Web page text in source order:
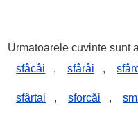
Urmatoarele cuvinte sunt
sfâcâi
, sfârâi ,
sfârtai , sforcăi ,